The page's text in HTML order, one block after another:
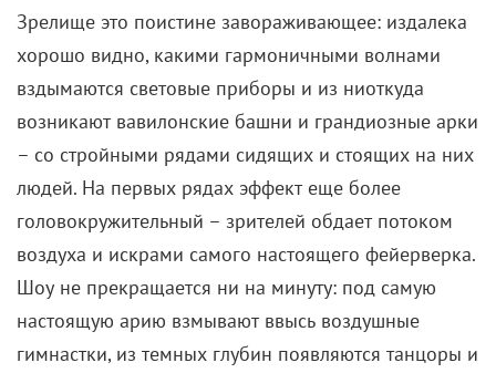
Зрелище это поистине завораживающее: издалека
хорошо видно, какими гармоничными волнами
вздымаются световые приборы и из ниоткуда
возникают вавилонские башни и грандиозные арки
– со стройными рядами сидящих и стоящих на них
людей. На первых рядах эффект еще более
головокружительный – зрителей обдает потоком
воздуха и искрами самого настоящего фейерверка.
Шоу не прекращается ни на минуту: под самую
настоящую арию взмывают ввысь воздушные
гимнастки, из темных глубин появляются танцоры и